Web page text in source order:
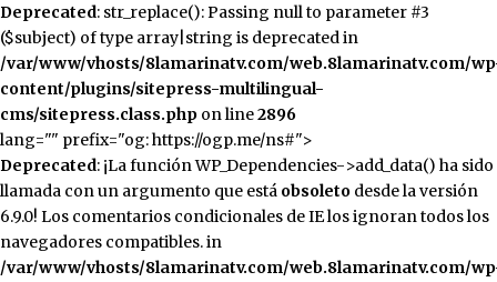
Deprecated: str_replace(): Passing null to parameter #3
($subject) of type array|string is deprecated in
/var/www/vhosts/8lamarinatv.com/web.8lamarinatv.com/
content/plugins/sitepress-multilingual-
cms/sitepress.class.php on line2896
lang="" prefix="og: https://ogp.me/ns#">
Deprecated: ¡La función WP_Dependencies->add_data() ha sido
llamada con un argumento que está obsoleto desde la versión
6.9.0! Los comentarios condicionales de IE los ignoran todos los
navegadores compatibles. in
/var/www/vhosts/8lamarinatv.com/web.8lamarinatv.com/